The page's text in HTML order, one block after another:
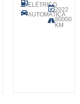
ELÉTRICO
AUTOMÁTICA
2022
80000
KM